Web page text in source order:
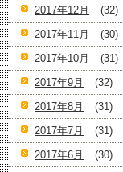
2017年12月
(32)
2017年11月
(30)
2017年10月
(31)
2017年9月
(32)
2017年8月
(31)
2017年7月
(31)
2017年6月
(30)